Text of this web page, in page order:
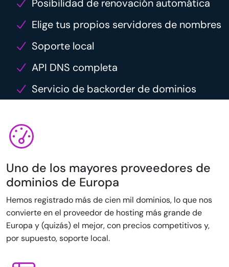
Posibilidad de renovación automática
Elige tus propios servidores de nombres
Soporte local
API DNS completa
Servicio de backorder de dominios
Uno de los mayores proveedores de
dominios de Europa
Hemos registrado más de cien mil dominios, lo que nos
convierte en el proveedor de hosting más grande de
Europa y (quizás) el mejor, con precios competitivos y,
por supuesto, soporte local.